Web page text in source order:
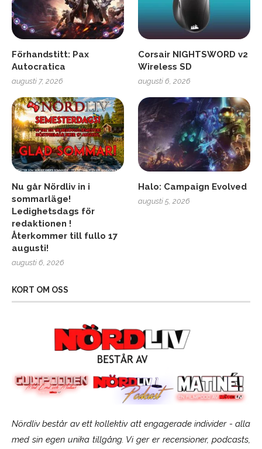
Förhandstitt: Pax
Autocratica
augusti 7, 2026
Corsair NIGHTSWORD v2
Wireless SD
augusti 6, 2026
Nu går Nördliv in i
sommarläge!
Ledighetsdags för
redaktionen !
Återkommer till fullo 17
augusti!
augusti 6, 2026
Halo: Campaign Evolved
augusti 5, 2026
KORT OM OSS
Nördliv består av ett kollektiv att engagerade individer - alla
med sin egen unika tillgång. Vi ger er recensioner, podcasts,